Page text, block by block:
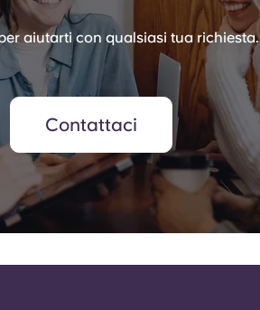
aiutarti con qualsiasi tua richiesta.
Contattaci